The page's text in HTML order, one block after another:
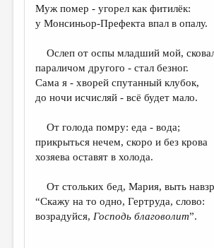
ОТДЕЛЫ И РУБРИКИ
ДАЙДЖЕСТ
ПРОИЗВЕДЕНИЯ
КОНКУРСЫ
КНИЖНАЯ ПОЛКА
ОБЗОР ЛИТЕРАТУРЫ
Муж помер - угорел как фитилёк:
у Монсиньор-Префекта впал в опалу.
Ослеп от оспы младший мой,
параличом другого - стал безног.
Сама я - хворей спутанный клубок,
до ночи исчисляй - всё будет мало.
От голода помру: еда - вода;
прикрыться нечем, скоро и без крова
хозяева оставят в холода.
От стольких бед, Мария, выть
“Скажу на то одно, Гертруда, слово:
возрадуйся, Господь благоволит”.